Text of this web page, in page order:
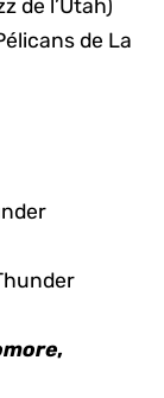
de l’Utah)
de La
,